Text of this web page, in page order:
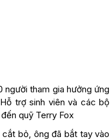
người tham gia hưởng ứng
trợ sinh viên và các bộ
quỹ Terry Fox
bỏ, ông đã bắt tay vào